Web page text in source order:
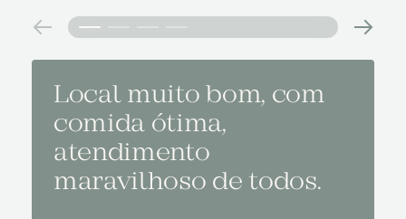
Local muito bom, com
comida ótima,
atendimento
maravilhoso de todos.